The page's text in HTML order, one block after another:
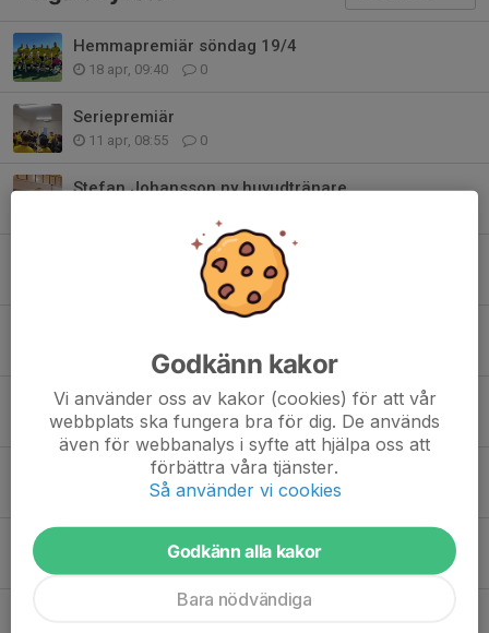
Hemmapremiär söndag 19/4
18 apr, 09:40 0
Seriepremiär
11 apr, 08:55 0
Stefan Johansson ny huvudtränare
Stefan Gustavsson slutar som tränare
0
26 sep 2025 0
Sista matchen innan sommaruppehållet
27 jun 2025 0
Hemmamatch mot Strömsberg
12 jun 2025 0
Hemmamatch mot Sunnersta
Dags för riktig hemmapremiär
Godkänn kakor
Vi använder oss av kakor (cookies) för att vår
webbplats ska fungera bra för dig. De används
även för webbanalys i syfte att hjälpa oss att
förbättra våra tjänster.
Så använder vi cookies
Godkänn alla kakor
Bara nödvändiga